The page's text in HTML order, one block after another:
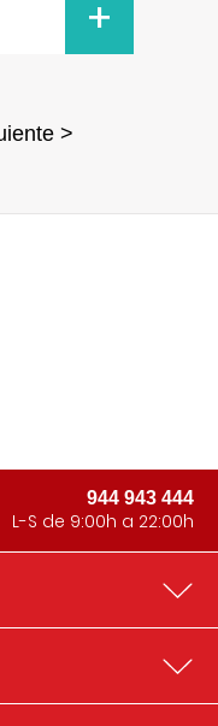
+
>
944 943 444
L-S de 9:00h a 22:00h